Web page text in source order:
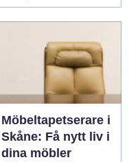
Möbeltapetserare i
Skåne: Få nytt liv i
dina möbler